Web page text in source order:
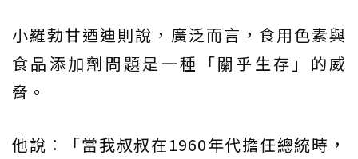
小羅勃甘迺迪則說，廣泛而言，食用色素與
食品添加劑問題是一種「關乎生存」的威
脅。
他說：「當我叔叔在1960年代擔任總統時，